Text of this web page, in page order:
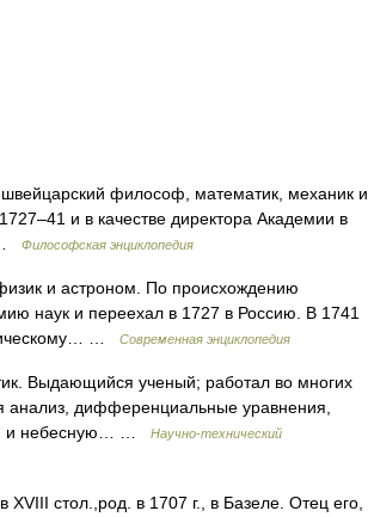
философ, математик, механик и
и в качестве директора Академии в
Философская энциклопедия
и астроном. По происхождению
наук и переехал в 1727 в Россию. В 1741
…
Современная энциклопедия
Выдающийся ученый; работал во многих
анализ, дифференциальные уравнения,
и небесную… …
Научно-технический
стол.,род. в 1707 г., в Базеле. Отец его,